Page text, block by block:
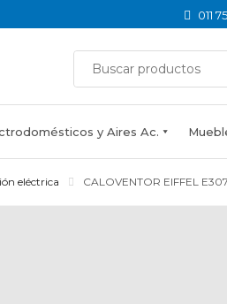
011
y Aires Ac.
eléctrica CALOVENTOR EIFFEL E307